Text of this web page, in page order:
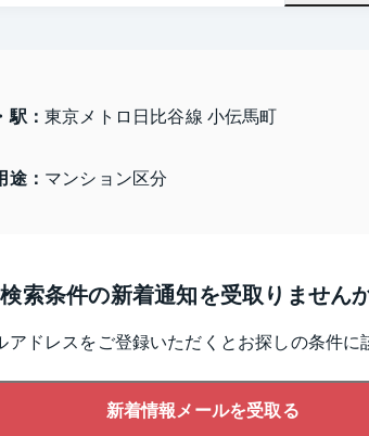
駅： 東京メトロ日比谷線 小伝馬町
途： マンション区分
索条件の新着通知を受取りません
アドレスをご登録いただくとお探しの条件
新着情報メールを受取る